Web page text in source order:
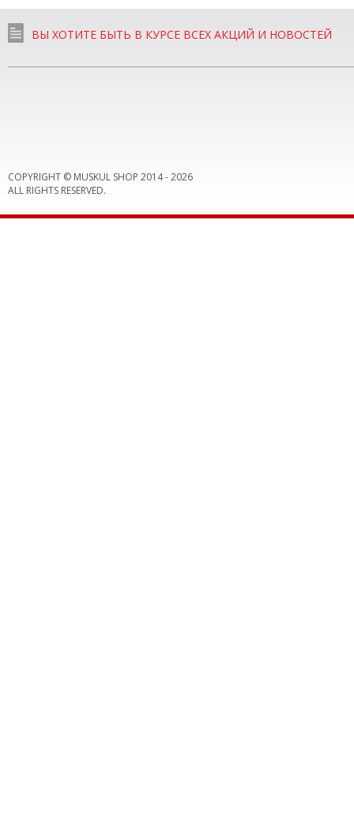
ВЫ ХОТИТЕ БЫТЬ В КУРСЕ ВСЕХ АКЦИЙ И НОВОСТЕЙ
COPYRIGHT © MUSKUL SHOP 2014 -2026
ALL RIGHTS RESERVED.